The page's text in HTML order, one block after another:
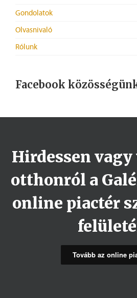
Gondolatok
Olvasnivaló
Rólunk
Facebook
Hirdessen
otthonról a
online piactér
Tovább az online